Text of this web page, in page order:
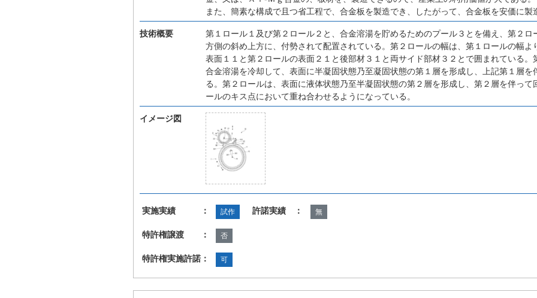
また、簡素な構成で且つ省工程で、合金板を製造でき、したがって、合金板を安価に製
技術概要
第１ロール１及び第２ロール２と、合金溶湯を貯めるためのプール３とを備え、第２
方側の斜め上方に、付勢されて配置されている。第２ロールの幅は、第１ロールの幅
表面１１と第２ロールの表面２１と後部材３１と両サイド部材３２とで囲まれている
合金溶湯を冷却して、表面に半凝固状態乃至凝固状態の第１層を形成し、上記第１層
る。第２ロールは、表面に液体状態乃至半凝固状態の第２層を形成し、第２層を伴っ
ールのキス点において重ね合わせるようになっている。
イメージ図
実施実績 ： 試作 許諾実績 ： 無
特許権譲渡 ： 否
特許権実施許諾： 可